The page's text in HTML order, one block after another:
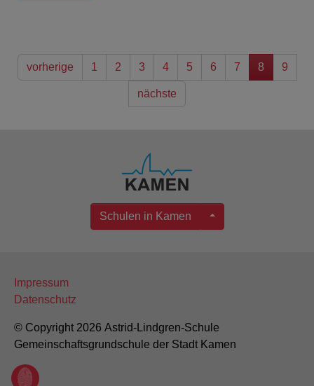
vorherige 1 2 3 4 5 6 7 8 9
nächste
Schulen in Kamen
Impressum
Datenschutz
© Copyright 2026 Astrid-Lindgren-Schule
Gemeinschaftsgrundschule der Stadt Kamen